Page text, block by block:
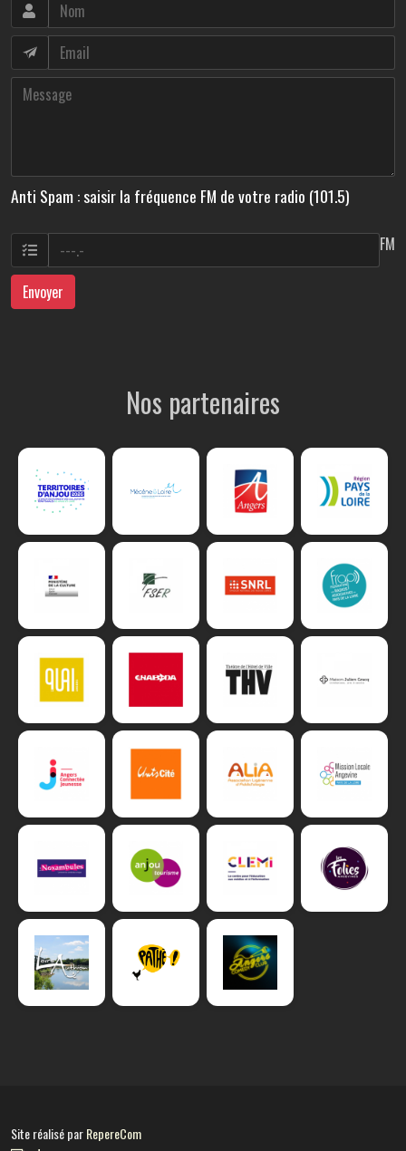
Anti Spam : saisir la fréquence FM de votre radio (101.5)
FM
Envoyer
Nos partenaires
Site réalisé parRepereCom